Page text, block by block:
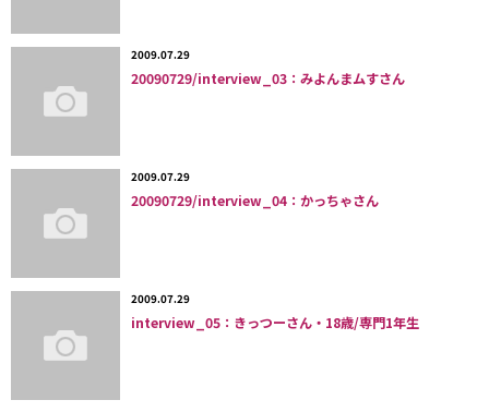
2009.07.29
20090729/interview_03：みよんまムすさん
2009.07.29
20090729/interview_04：かっちゃさん
2009.07.29
interview_05：きっつーさん・18歳/専門1年生